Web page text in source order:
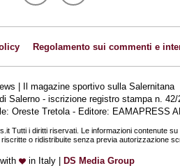
Regolamento sui commenti e
| Il magazine sportivo sulla Salernitana
Salerno - iscrizione registro stampa n.
Oreste Tretola - Editore: EAMAPRESS
Tutti i diritti riservati. Le informazioni contenute
o ridistribuite senza previa autorizzazione
in Italy | DS Media Group